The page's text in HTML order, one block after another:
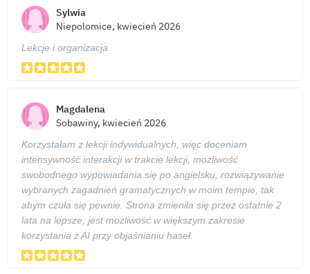
Sylwia
Niepolomice, kwiecień 2026
Lekcje i organizacja
Magdalena
Sobawiny, kwiecień 2026
Korzystałam z lekcji indywidualnych, więc doceniam
intensywność interakcji w trakcie lekcji, możliwość
swobodnego wypowiadania się po angielsku, rozwiązywanie
wybranych zagadnień gramatycznych w moim tempie, tak
abym czuła się pewnie. Strona zmieniła się przez ostatnie 2
lata na lepsze, jest możliwość w większym zakresie
korzystania z AI przy objaśnianiu haseł.